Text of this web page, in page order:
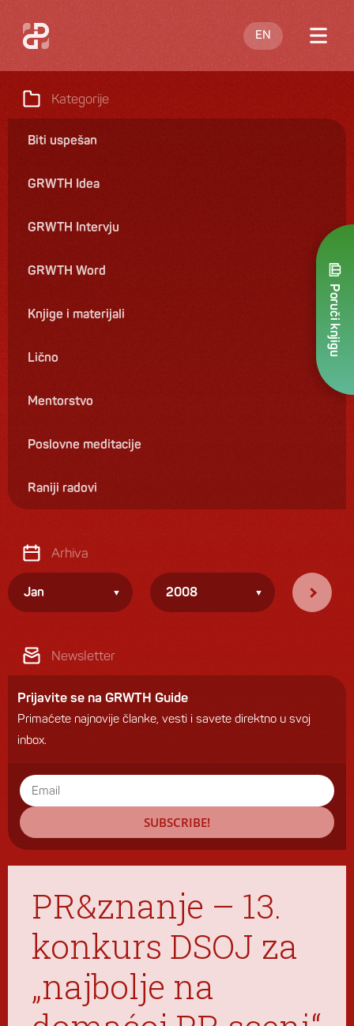
EN
O meni
Nastupi
Knjige
Ponuda
Kontakt
Poruči knjigu
Kategorije
Biti uspešan
GRWTH Idea
GRWTH Intervju
GRWTH Word
Knjige i materijali
Lično
Mentorstvo
Poslovne meditacije
Raniji radovi
Arhiva
Jan 2008
Newsletter
Prijavite se na GRWTH Guide
Primaćete najnovije članke, vesti i savete direktno u svoj
inbox.
SUBSCRIBE!
PR&znanje – 13.
konkurs DSOJ za
„najbolje na